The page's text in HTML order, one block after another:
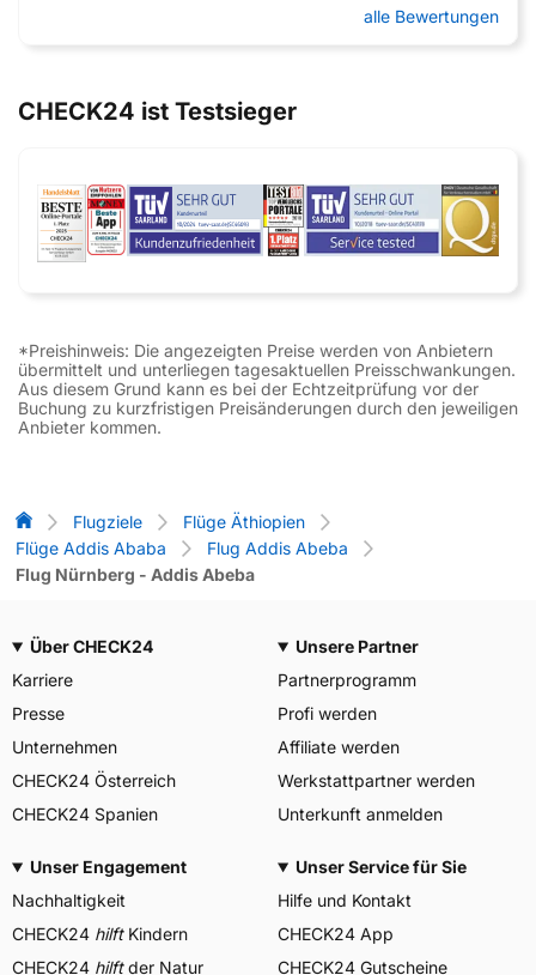
alle Bewertungen
CHECK24 ist Testsieger
*Preishinweis: Die angezeigten Preise werden von Anbietern
übermittelt und unterliegen tagesaktuellen Preisschwankungen.
Aus diesem Grund kann es bei der Echtzeitprüfung vor der
Buchung zu kurzfristigen Preisänderungen durch den jeweiligen
Anbieter kommen.
Flug-Vergleich
Flugziele
Flüge Äthiopien
Flüge Addis Ababa
Flug Addis Abeba
Flug Nürnberg - Addis Abeba
Über CHECK24
Karriere
Presse
Unternehmen
CHECK24 Österreich
CHECK24 Spanien
Unsere Partner
Partnerprogramm
Profi werden
Affiliate werden
Werkstattpartner werden
Unterkunft anmelden
Unser Engagement
Nachhaltigkeit
CHECK24 hilftKindern
CHECK24 hilftder Natur
Unser Service für Sie
Hilfe und Kontakt
CHECK24 App
CHECK24 Gutscheine